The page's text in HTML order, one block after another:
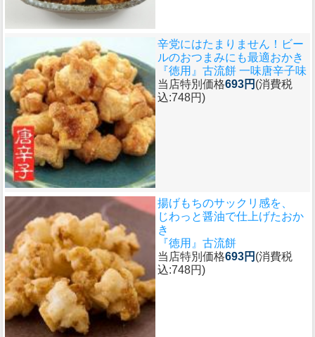
辛党にはたまりません！ビー
ルのおつまみにも最適おかき
『徳用』古流餅 一味唐辛子味
当店特別価格693円 (消費税
込:748円)
揚げもちのサックリ感を、
じわっと醤油で仕上げたおか
き
『徳用』古流餅
当店特別価格693円 (消費税
込:748円)